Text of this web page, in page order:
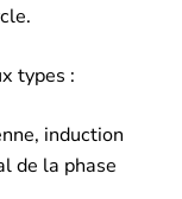
types :
induction
de la phase